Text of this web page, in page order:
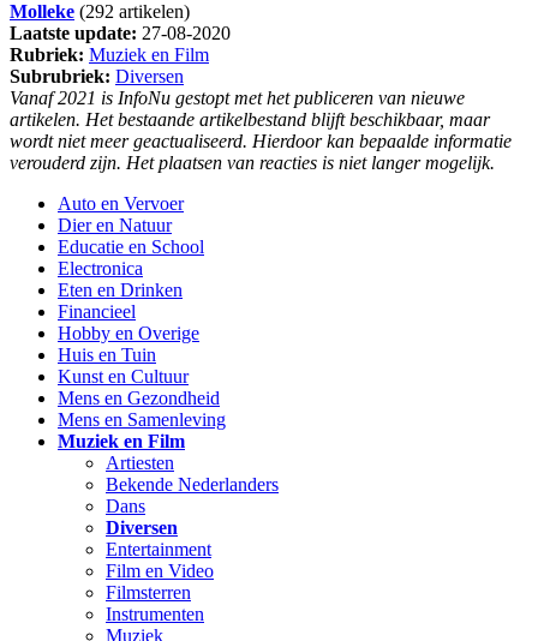
Molleke (292 artikelen)
Laatste update: 27-08-2020
Rubriek: Muziek en Film
Subrubriek: Diversen
Vanaf 2021 is InfoNu gestopt met het publiceren van nieuwe
artikelen. Het bestaande artikelbestand blijft beschikbaar, maar
wordt niet meer geactualiseerd. Hierdoor kan bepaalde informatie
verouderd zijn. Het plaatsen van reacties is niet langer mogelijk.
Auto en Vervoer
Dier en Natuur
Educatie en School
Electronica
Eten en Drinken
Financieel
Hobby en Overige
Huis en Tuin
Kunst en Cultuur
Mens en Gezondheid
Mens en Samenleving
Muziek en Film
Artiesten
Bekende Nederlanders
Dans
Diversen
Entertainment
Film en Video
Filmsterren
Instrumenten
Muziek